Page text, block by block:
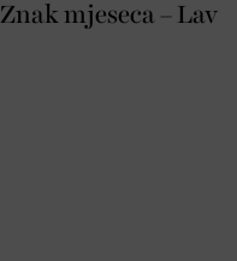
Znak mjeseca – Lav